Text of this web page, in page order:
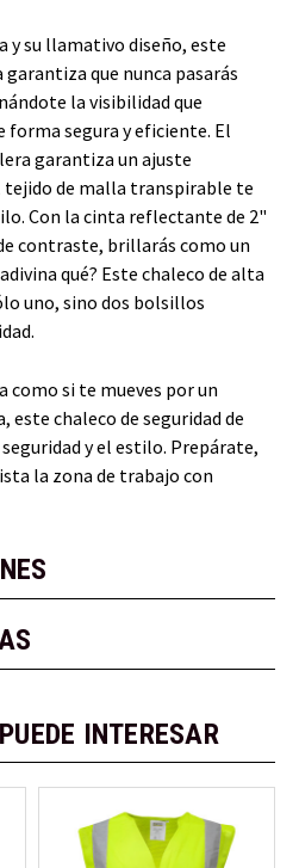
y su llamativo diseño, este
que nunca pasarás
la visibilidad que
forma segura y eficiente. El
garantiza un ajuste
de malla transpirable te
Con la cinta reflectante de 2"
contraste, brillarás como un
qué? Este chaleco de alta
uno, sino dos bolsillos
como si te mueves por un
este chaleco de seguridad de
y el estilo. Prepárate,
la zona de trabajo con
INTERESAR